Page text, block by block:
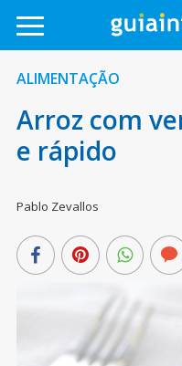
ALIMENTAÇÃO
Arroz com
e rápido
Pablo Zevallos